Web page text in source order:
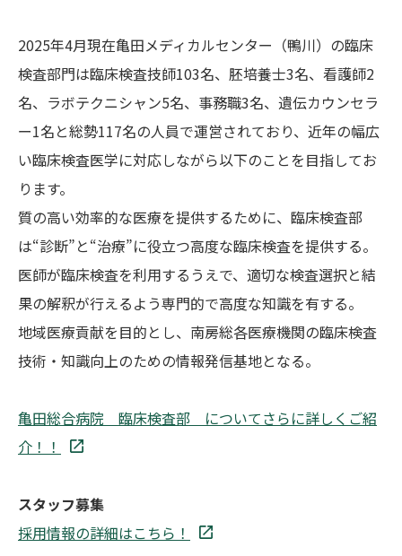
2025年4月現在亀田メディカルセンター（鴨川）の臨床
検査部門は臨床検査技師103名、胚培養士3名、看護師2
名、ラボテクニシャン5名、事務職3名、遺伝カウンセラ
ー1名と総勢117名の人員で運営されており、近年の幅広
い臨床検査医学に対応しながら以下のことを目指してお
ります。
質の高い効率的な医療を提供するために、臨床検査部
は“診断”と“治療”に役立つ高度な臨床検査を提供する。
医師が臨床検査を利用するうえで、適切な検査選択と結
果の解釈が行えるよう専門的で高度な知識を有する。
地域医療貢献を目的とし、南房総各医療機関の臨床検査
技術・知識向上のための情報発信基地となる。
亀田総合病院 臨床検査部 についてさらに詳しくご紹
介！！
スタッフ募集
採用情報の詳細はこちら！